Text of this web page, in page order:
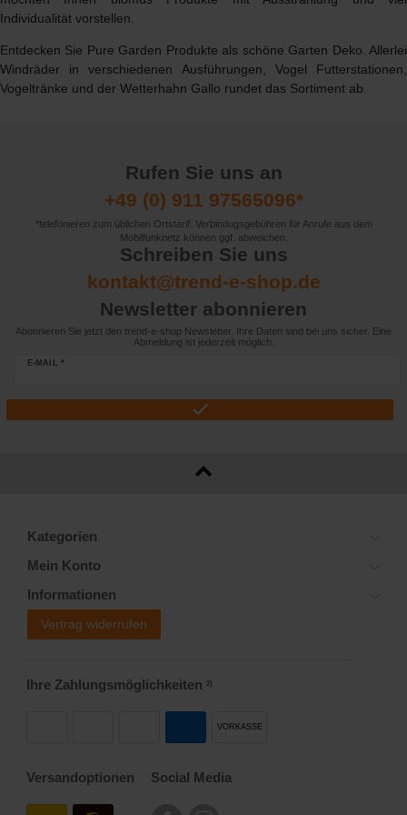
Individualität vorstellen.
Entdecken Sie Pure Garden Produkte als schöne Garten Deko. Allerlei
Windräder in verschiedenen Ausführungen, Vogel Futterstationen,
Vogeltränke und der Wetterhahn Gallo rundet das Sortiment ab.
Rufen Sie uns an
+49 (0) 911 97565096*
*telefonieren zum üblichen Ortstarif. Verbindugsgebühren für Anrufe aus dem
Mobilfunknetz können ggf. abweichen.
Schreiben Sie uns
kontakt@trend-e-shop.de
Newsletter abonnieren
Abonnieren Sie jetzt den trend-e-shop Newsletter. Ihre Daten sind bei uns sicher. Eine
Abmeldung ist jederzeit möglich.
E-MAIL *
Kategorien
Mein Konto
Informationen
Vertrag widerrufen
Ihre Zahlungsmöglichkeiten 2)
VORKASSE
Versandoptionen Social Media